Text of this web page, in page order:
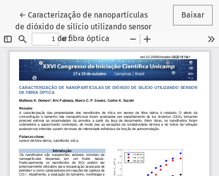
← Voltar aos Detalhes do Artigo
Caracterização de nanopartículas
de dióxido de silício utilizando sensor
de fibra óptica
Baixar